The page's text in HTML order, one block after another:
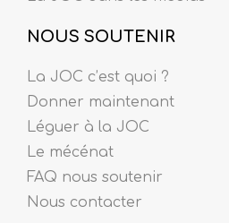
NOUS SOUTENIR
La JOC c’est quoi ?
Donner maintenant
Léguer à la JOC
Le mécénat
FAQ nous soutenir
Nous contacter